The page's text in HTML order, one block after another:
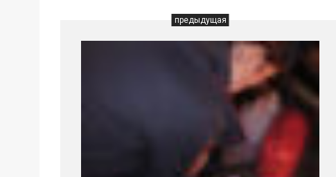
предыдущая